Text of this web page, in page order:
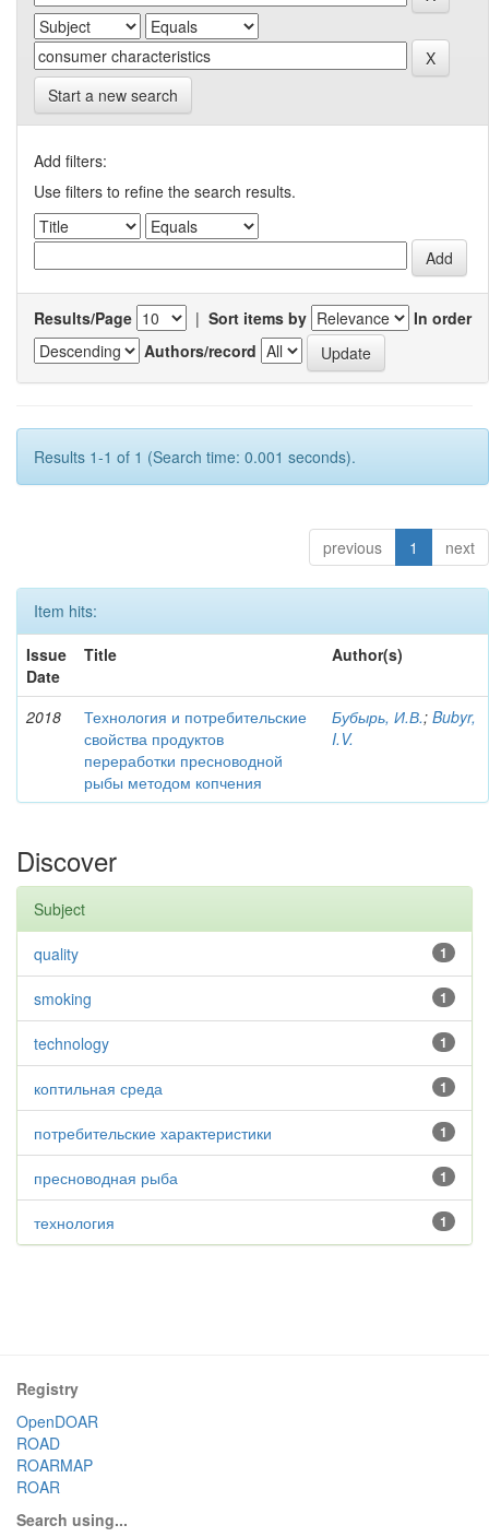
Start a new search
Add filters:
Use filters to refine the search results.
Results/Page | Sort items by
In order
Authors/record
Results 1-1 of 1 (Search time: 0.001 seconds).
previous 1 next
Item hits:
Issue
Date
Title Author(s)
2018
Технология и потребительские
свойства продуктов
переработки пресноводной
рыбы методом копчения
Бубырь, И.В.; Bubyr,
I.V.
Discover
Subject
1
quality
1
smoking
1
technology
1
коптильная среда
1
потребительские характеристики
1
пресноводная рыба
1
технология
Registry
OpenDOAR
ROAD
ROARMAP
ROAR
Search using...